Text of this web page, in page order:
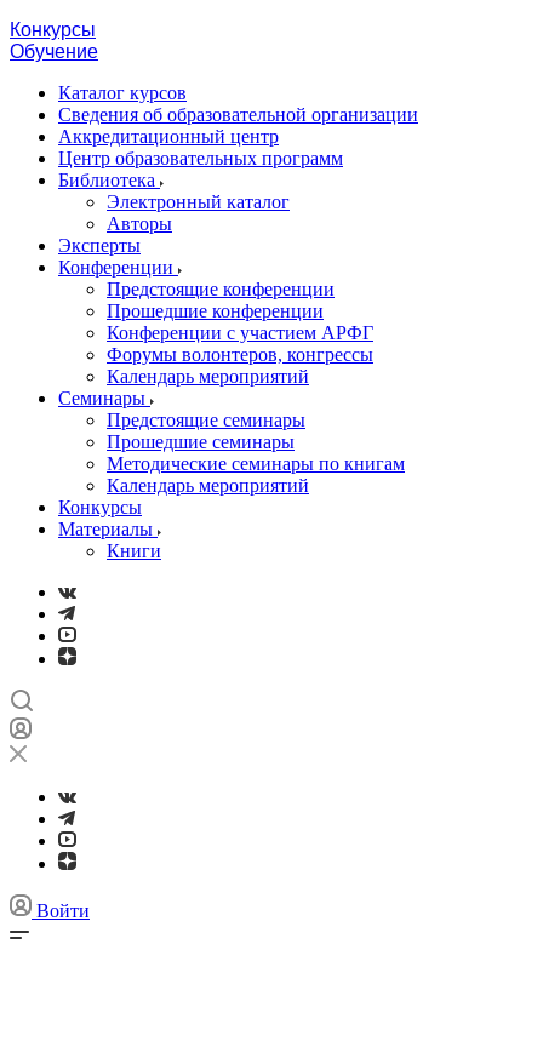
Конкурсы
Обучение
Каталог курсов
Сведения об образовательной организации
Аккредитационный центр
Центр образовательных программ
Библиотека
Электронный каталог
Авторы
Эксперты
Конференции
Предстоящие конференции
Прошедшие конференции
Конференции с участием АРФГ
Форумы волонтеров, конгрессы
Календарь мероприятий
Семинары
Предстоящие семинары
Прошедшие семинары
Методические семинары по книгам
Календарь мероприятий
Конкурсы
Материалы
Книги
Войти